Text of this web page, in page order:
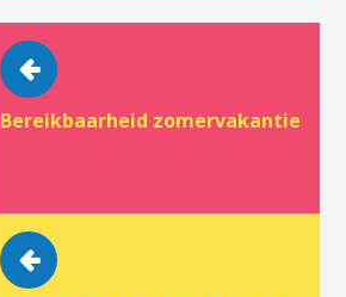
Bereikbaarheid zomervakantie